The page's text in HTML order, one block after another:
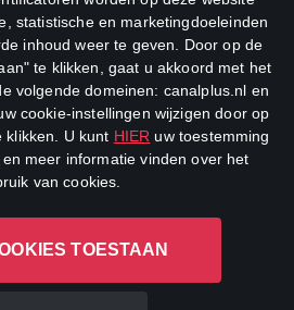
statistische en marketingdoeleinden
inhoud weer te geven. Door op de
te klikken, gaat u akkoord met het
volgende domeinen: canalplus.nl en
cookie-instellingen wijzigen door op
klikken. U kunt HIER uw toestemming
meer informatie vinden over het
van cookies.
TOESTAAN
Veronica
DreamWorks Channel
Rue Albert Borschette 4, L-1246